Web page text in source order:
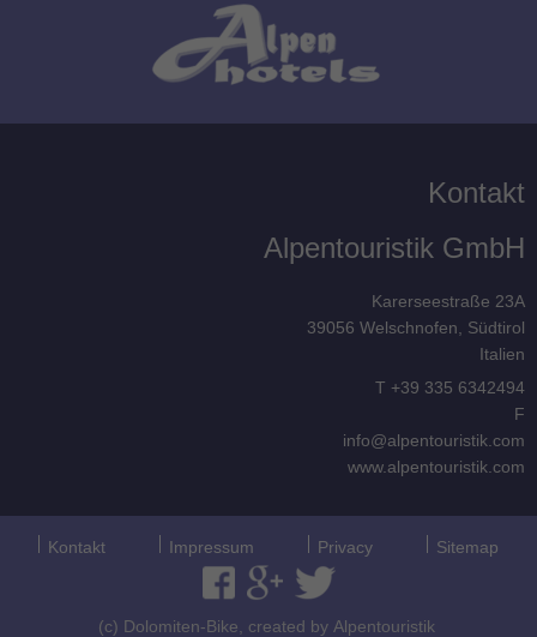
Kontakt
Alpentouristik GmbH
Karerseestraße 23A
39056 Welschnofen, Südtirol
Italien
T +39 335 6342494
F
info@alpentouristik.com
www.alpentouristik.com
Kontakt Impressum Privacy Sitemap
(c) Dolomiten-Bike, created by Alpentouristik